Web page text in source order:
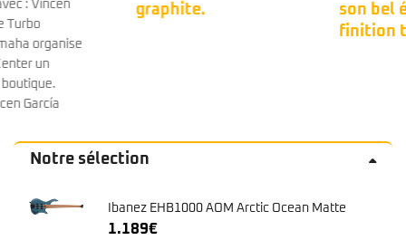
graphite.
finition tweed. 🤩
Notre sélection
1.189€
1.950 €Le
1.690€ Le